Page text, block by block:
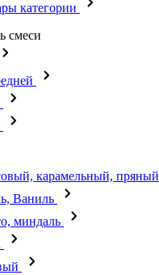
категории
смеси
карамельный, пряный
Ваниль
миндаль